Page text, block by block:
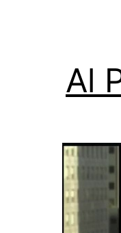
Al